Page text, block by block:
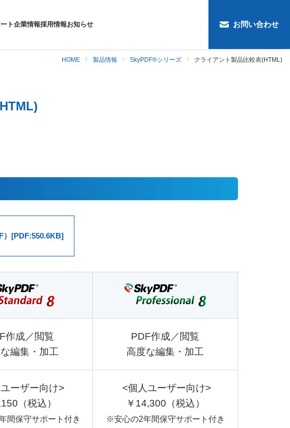
ト企業情報採用情報お知らせ お問い合わせ
HOME 製品情報 SkyPDF®シリーズ クライアント製品比較表(HTML)
）[PDF:550.6KB]
作成／閲覧
編集・加工
PDF作成／閲覧
高度な編集・加工
ーザー向け>
（税込）
間保守サポート付き
<個人ユーザー向け>
￥14,300（税込）
※安心の2年間保守サポート付き